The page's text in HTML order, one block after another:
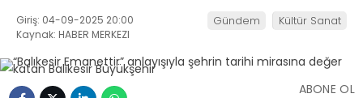
Giriş: 04-09-2025 20:00
Kaynak: HABER MERKEZI
Gündem Kültür Sanat
ABONE OL